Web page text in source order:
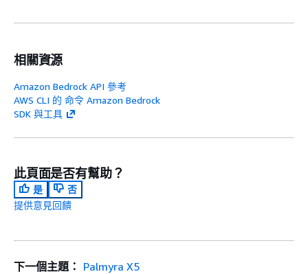
相關資源
Amazon Bedrock API 參考
AWS CLI 的 命令 Amazon Bedrock
SDK 與工具
此頁面是否有幫助？
是
否
提供意見回饋
下一個主題： Palmyra X5